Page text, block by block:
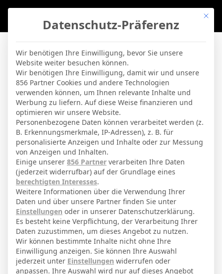
BSA Hemelingen – Platz 1
Micha Sassie 19. April 2026
Stadt Bremen
Teams Hemelingen
Adresse Hemelinger Heerstr. 112
Kapazität 1000
Spielbelag grass
FacebookTwitter Pinterest LinkedInTumblr
Mit
Datenschutz-Präferenz
Wir benötigen Ihre Einwilligung, bevor Sie unsere
Website weiter besuchen können.
Wir benötigen Ihre Einwilligung, damit wir und unsere
856 Partner Cookies und andere Technologien
verwenden können, um Ihnen relevante Inhalte und
Werbung zu liefern. Auf diese Weise finanzieren und
optimieren wir unsere Website.
Personenbezogene Daten können verarbeitet werden (z.
B. Erkennungsmerkmale, IP-Adressen), z. B. für
personalisierte Anzeigen und Inhalte oder zur Messung
von Anzeigen und Inhalten.
Einige unserer 856 Partner verarbeiten Ihre Daten
(jederzeit widerrufbar) auf der Grundlage eines
berechtigten Interesses.
Weitere Informationen über die Verwendung Ihrer
Daten und über unsere Partner finden Sie unter
Einstellungen oder in unserer Datenschutzerklärung.
Es besteht keine Verpflichtung, der Verarbeitung Ihrer
Daten zuzustimmen, um dieses Angebot zu nutzen.
Wir können bestimmte Inhalte nicht ohne Ihre
Einwilligung anzeigen. Sie können Ihre Auswahl
jederzeit unter Einstellungen widerrufen oder
anpassen. Ihre Auswahl wird nur auf dieses Angebot